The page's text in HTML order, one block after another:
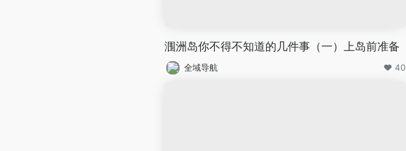
涠洲岛你不得不知道的几件事（一）上岛前准备
全域导航 40